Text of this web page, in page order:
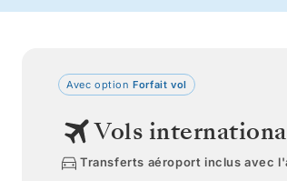
Avec option Forfait vol
Vols
Transferts aéroport inclus avec